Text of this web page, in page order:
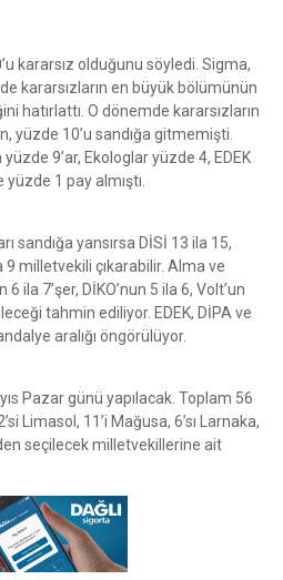
kararsız olduğunu söyledi. Sigma,
kararsızların en büyük bölümünün
hatırlattı. O dönemde kararsızların
yüzde 10’u sandığa gitmemişti.
9’ar, Ekologlar yüzde 4, EDEK
1 pay almıştı.
sandığa yansırsa DİSİ 13 ila 15,
9 milletvekili çıkarabilir. Alma ve
6 ila 7’şer, DİKO’nun 5 ila 6, Volt’un
tahmin ediliyor. EDEK, DİPA ve
aralığı öngörülüyor.
Pazar günü yapılacak. Toplam 56
Limasol, 11’i Mağusa, 6’sı Larnaka,
seçilecek milletvekillerine ait